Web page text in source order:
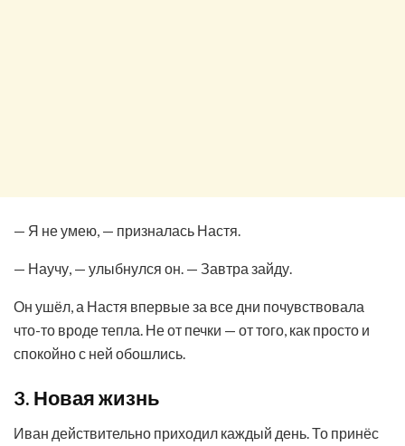
— Я не умею, — призналась Настя.
— Научу, — улыбнулся он. — Завтра зайду.
Он ушёл, а Настя впервые за все дни почувствовала
что-то вроде тепла. Не от печки — от того, как просто и
спокойно с ней обошлись.
3. Новая жизнь
Иван действительно приходил каждый день. То принёс